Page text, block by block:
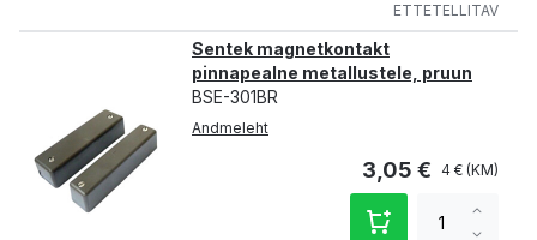
ETTETELLITAV
Sentek magnetkontakt
pinnapealne metallustele, pruun
BSE-301BR
Andmeleht
3,05 € 4 €
qty